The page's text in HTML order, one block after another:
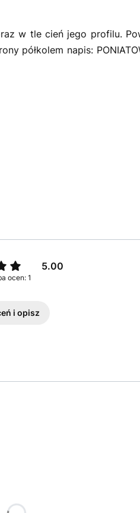
w tle cień jego profilu.
półkolem napis:
5.00
ocen: 1
i opisz